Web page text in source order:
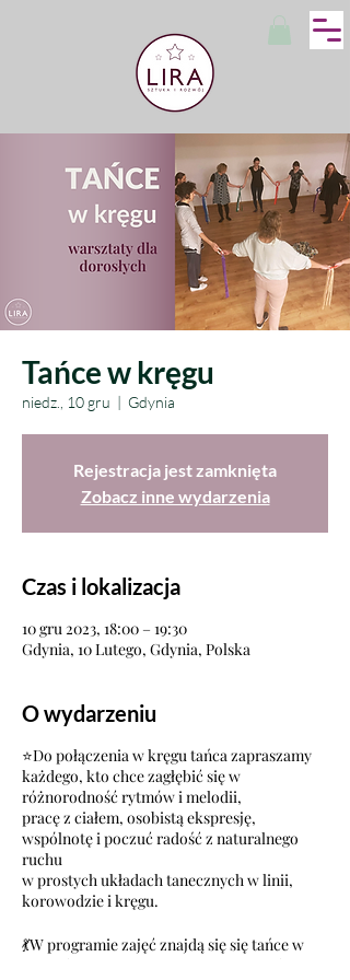
Tańce w kręgu
niedz., 10 gru
  |
Gdynia
Rejestracja jest zamknięta
Zobacz inne wydarzenia
Czas i lokalizacja
10 gru 2023, 18:00 – 19:30
Gdynia, 10 Lutego, Gdynia, Polska
O wydarzeniu
⭐Do połączenia w kręgu tańca zapraszamy
każdego, kto chce zagłębić się w
różnorodność rytmów i melodii,
pracę z ciałem, osobistą ekspresję,
wspólnotę i poczuć radość z naturalnego
ruchu
w prostych układach tanecznych w linii,
korowodzie i kręgu.
💃W programie zajęć znajdą się się tańce w